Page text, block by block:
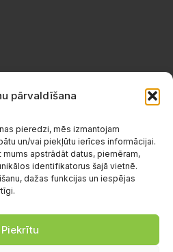
pārvaldīšana
pieredzi, mēs izmantojam
un/vai piekļūtu ierīces informācijai.
apstrādāt datus, piemēram,
identifikatorus šajā vietnē.
dažas funkcijas un iespējas
Piekrītu